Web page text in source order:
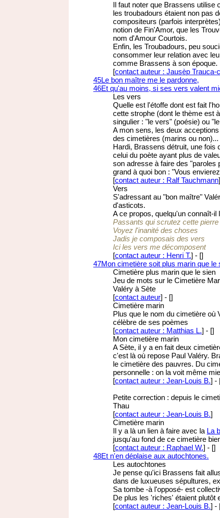
Il faut noter que Brassens utilise
les troubadours étaient non pas
compositeurs (parfois
notion de Fin'Amor, que les
nom d'Amour Courtois.
Enfin, les Troubadours, peu
consommer leur relation avec
comme Brassens à son époque.
[contact auteur : Jausèp Trauca-
45Le bon maître me le pardonne,
46Et qu'au moins, si ses vers valent
Les vers
Quelle est l'étoffe dont est fait
cette strophe (dont le thème est
singulier : "le vers" (poésie) ou
A mon sens, les deux
des cimetières (marins ou non)...
Hardi, Brassens détruit, une fois
celui du poète ayant plus de
son adresse à faire des "paroles
grand à quoi bon : "Vous
[contact auteur : Ralf Tauchmann]
Vers
S'adressant au "bon maître"
d'asticots.
A ce propos, quelqu'un connaît-il
Passants qui scrutez cette pierre
Voyez l'inanité des choses
Jadis je composais des vers
Ici les vers me décomposent
[contact auteur : Henri T.] - []
47Mon cimetière soit plus marin que le
Cimetière plus marin que le sien
Jeu de mots sur le Cimetière
Valéry à Sète
[contact auteur] - []
Cimetière marin
Plus que le nom du cimetière où
célèbre de ses poèmes
[contact auteur : Matthias L.] - []
Mon cimetière marin
A Sète, il y a en fait deux
c'est là où repose Paul Valéry.
le cimetière des pauvres. Du
personnelle : on la voit même
[contact auteur : Jean-Louis B.] -
Petite correction : depuis le
Thau
[contact auteur : Jean-Louis B.]
Cimetière marin
Il y a là un lien à faire avec la La
jusqu'au fond de ce cimetière
[contact auteur : Raphael W.] - []
48Et n'en déplaise aux autochtones.
Les autochtones
Je pense qu'ici Brassens fait
dans de luxueuses sépultures,
Sa tombe -à l'opposé- est
De plus les 'riches' étaient plutôt
[contact auteur : Jean-Louis B.] -